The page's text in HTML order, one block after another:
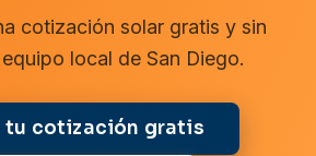
cotización solar gratis y sin
local de San Diego.
tu cotización gratis